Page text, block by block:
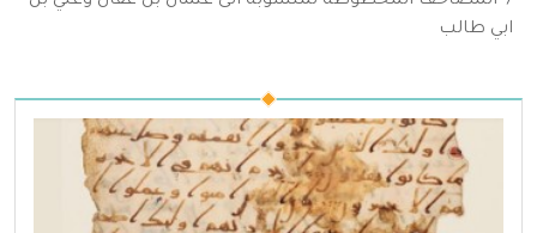
ابي طالب